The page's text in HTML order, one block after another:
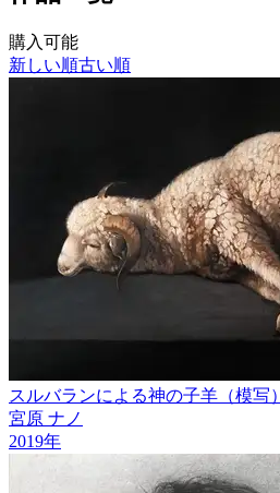
購入可能
新しい順古い順
スルバランによる神の子羊（模写）
宮原 ナノ
2019年